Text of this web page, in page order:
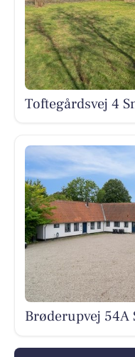
Toftegårdsvej 4
Brøderupvej 54A